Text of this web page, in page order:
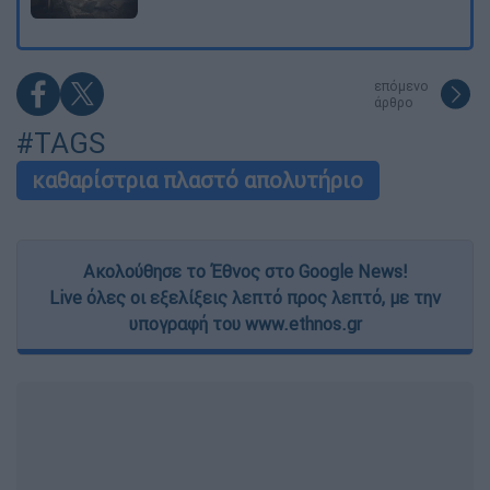
επόμενο
άρθρο
#TAGS
καθαρίστρια πλαστό απολυτήριο
Ακολούθησε το Έθνος στο Google News!
Live όλες οι εξελίξεις λεπτό προς λεπτό, με την
υπογραφή του www.ethnos.gr